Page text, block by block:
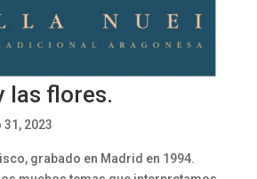
las flores.
31, 2023
grabado en Madrid en 1994.